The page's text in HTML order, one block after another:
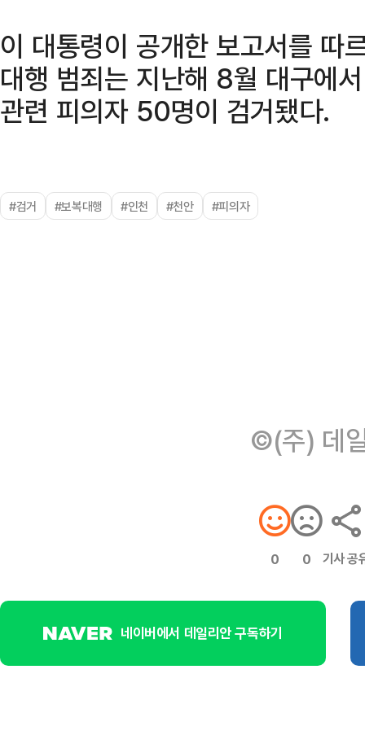
이 대통령이 공개한 보고서를 따
대행 범죄는 지난해 8월 대구에
관련 피의자 50명이 검거됐다.
#검거 #보복대행 #인천 #천안 #피의자
©(주) 데
0 0 기사 공
네이버에서 데일리안 구독하기